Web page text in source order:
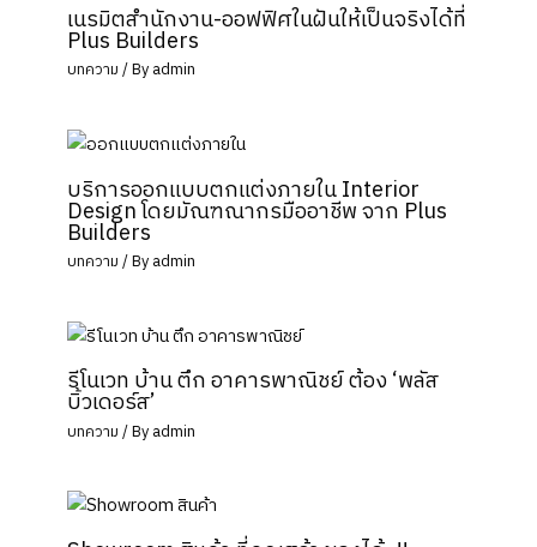
เนรมิตสำนักงาน-ออฟฟิศในฝันให้เป็นจริงได้ที่
Plus Builders
บทความ/ Byadmin
บริการออกแบบตกแต่งภายใน Interior
Design โดยมัณฑณากรมืออาชีพ จาก Plus
Builders
บทความ/ Byadmin
รีโนเวท บ้าน ตึก อาคารพาณิชย์ ต้อง ‘พลัส
บิ้วเดอร์ส’
บทความ/ Byadmin